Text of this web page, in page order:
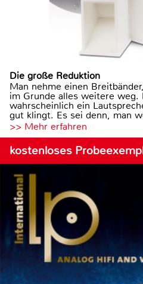
Die große Reduktion
Man nehme einen
im Grunde alles weitere weg.
wahrscheinlich ein
gut klingt. Es sei denn, man
>> Mehr erfahren
kostenloses